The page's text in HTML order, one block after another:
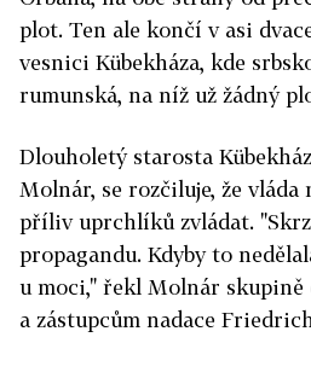
plot. Ten ale končí v asi
vesnici Kübekháza, kde
rumunská, na níž už žádný
Dlouholetý starosta
Molnár, se rozčiluje, že vláda
příliv uprchlíků zvládat.
propagandu. Kdyby to
u moci," řekl Molnár
a zástupcům nadace